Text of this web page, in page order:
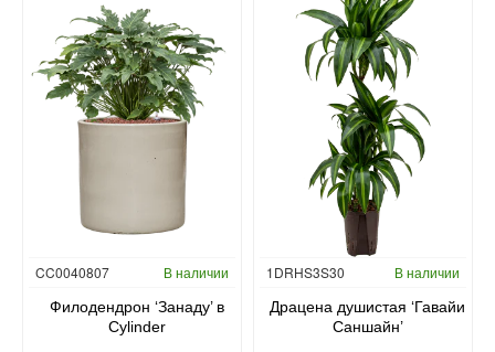
CC0040807 В наличии
Филодендрон ‘Занаду’ в
Cylinder
Гидропоника
1DRHS3S30 В наличии
Драцена душистая ‘Гавайи
Саншайн’